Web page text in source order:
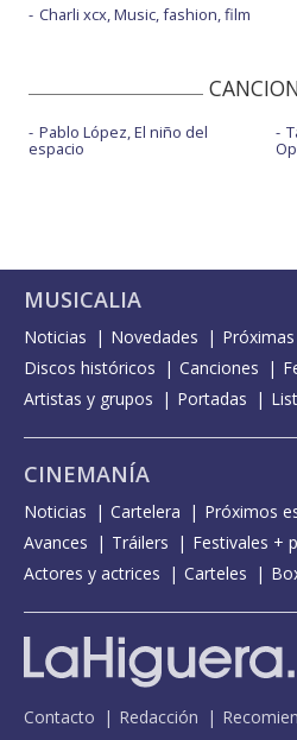
Charli xcx, Music, fashion, film
Pablo López, El niño del
espacio
MUSICALIA
Noticias Novedades
Discos históricos
Canciones
Artistas y grupos
Portadas
CINEMANÍA
Noticias Cartelera Próximos
Avances
Tráilers
Festivales +
Actores y actrices
Carteles
Contacto Redacción